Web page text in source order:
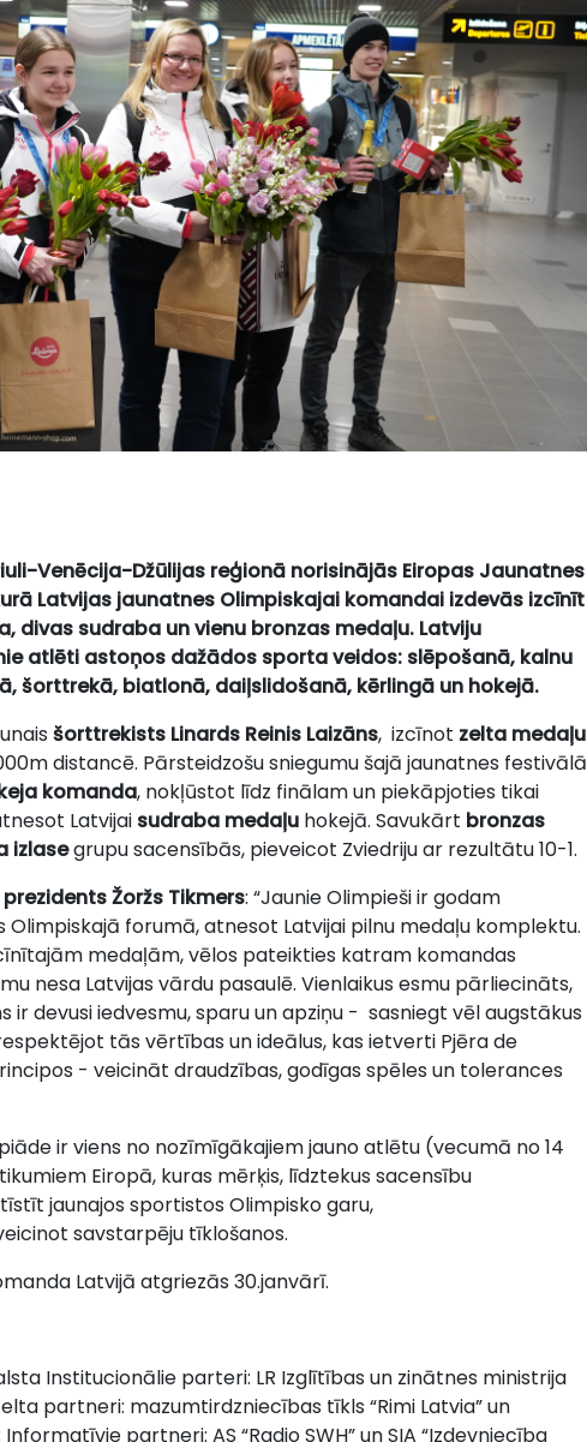
Venēcija-Džūlijas reģionā norisinājās Eiropas Jaunatnes
Latvijas jaunatnes Olimpiskajai komandai izdevās izcīnīt
divas sudraba un vienu bronzas medaļu. Latviju
atlēti astoņos dažādos sporta veidos: slēpošanā, kalnu
,šorttrekā, biatlonā, daiļslidošanā, kērlingā un hokejā.
šorttrekists Linards Reinis Laizāns, izcīnot zelta medaļu
distancē. Pārsteidzošu sniegumu šajā jaunatnes festivālā
komanda, nokļūstot līdz finālam un piekāpjoties tikai
Latvijai sudraba medaļu hokejā. Savukārt bronzas
izlasegrupu sacensībās, pieveicot Zviedriju ar rezultātu 10-1.
Žoržs Tikmers: “Jaunie Olimpieši ir godam
Olimpiskajā forumā, atnesot Latvijai pilnu medaļu komplektu.
medaļām, vēlos pateikties katram komandas
nesa Latvijas vārdu pasaulē. Vienlaikus esmu pārliecināts,
ir devusi iedvesmu, sparu un apziņu - sasniegt vēl augstākus
tās vērtības un ideālus, kas ietverti Pjēra de
- veicināt draudzības, godīgas spēles un tolerances
ir viens no nozīmīgākajiem jauno atlētu (vecumā no 14
Eiropā, kuras mērķis, līdztekus sacensību
jaunajos sportistos Olimpisko garu,
savstarpēju tīklošanos.
Latvijā atgriezās 30.janvārī.
Institucionālie parteri: LR Izglītības un zinātnes ministrija
partneri: mazumtirdzniecības tīkls “Rimi Latvia” un
partneri: AS “Radio SWH” un SIA “Izdevniecība